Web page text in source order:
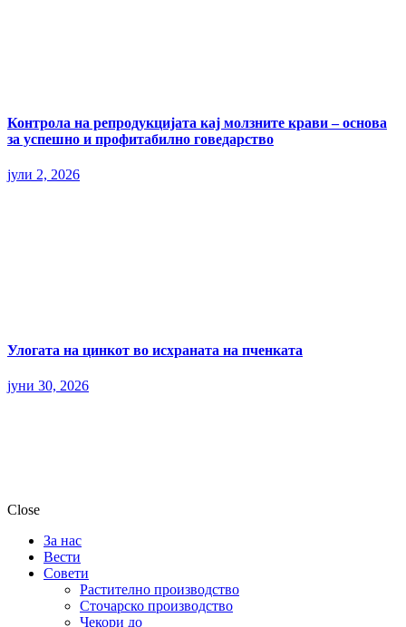
Контрола на репродукцијата кај молзните крави – основа
за успешно и профитабилно говедарство
јули 2, 2026
Улогата на цинкот во исхраната на пченката
јуни 30, 2026
Close
За нас
Вести
Совети
Растително производство
Сточарско производство
Чекори до